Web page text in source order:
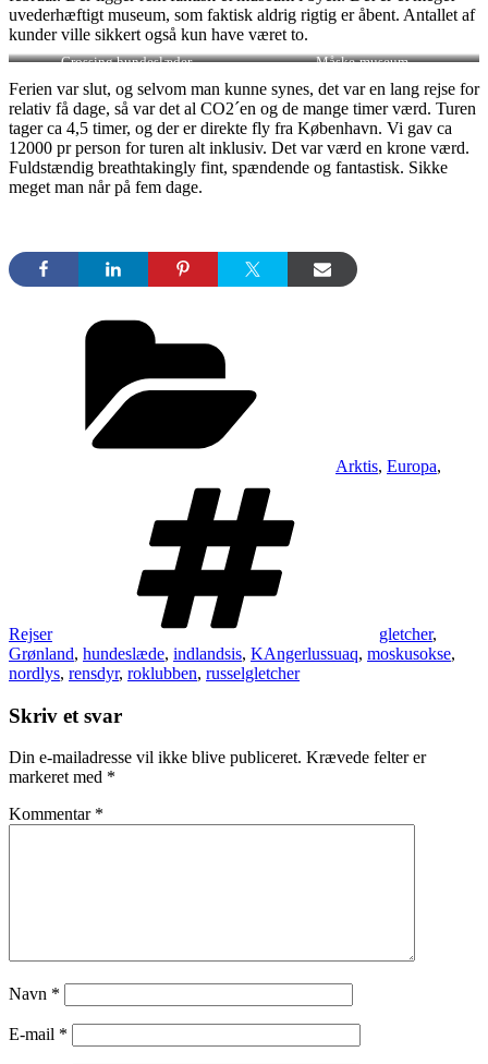
uvederhæftigt museum, som faktisk aldrig rigtig er åbent. Antallet af
kunder ville sikkert også kun have været to.
Crossing hundeslæder Måske-museum
Ferien var slut, og selvom man kunne synes, det var en lang rejse for
relativ få dage, så var det al CO2´en og de mange timer værd. Turen
tager ca 4,5 timer, og der er direkte fly fra København. Vi gav ca
12000 pr person for turen alt inklusiv. Det var værd en krone værd.
Fuldstændig breathtakingly fint, spændende og fantastisk. Sikke
meget man når på fem dage.
Arktis, Europa,
Rejser gletcher,
Grønland, hundeslæde, indlandsis, KAngerlussuaq, moskusokse,
nordlys, rensdyr, roklubben, russelgletcher
Skriv et svar
Din e-mailadresse vil ikke blive publiceret. Krævede felter er
markeret med *
Kommentar *
Navn *
E-mail *